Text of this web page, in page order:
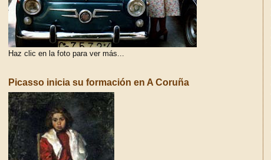
Haz clic en la foto para ver más...
Picasso inicia su formación en A Coruña